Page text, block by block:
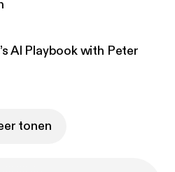
AI Playbook with Peter
tonen